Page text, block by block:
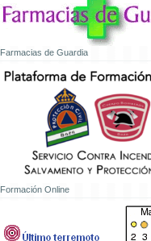
Farmacias de Guardia
Formación Online